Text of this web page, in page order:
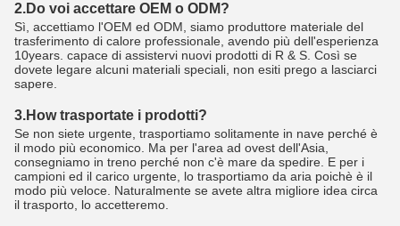
2.Do voi accettare OEM o ODM?
Sì, accettiamo l'OEM ed ODM, siamo produttore materiale del
trasferimento di calore professionale, avendo più dell'esperienza
10years. capace di assistervi nuovi prodotti di R & S. Così se
dovete legare alcuni materiali speciali, non esiti prego a lasciarci
sapere.
3.How trasportate i prodotti?
Se non siete urgente, trasportiamo solitamente in nave perché è
il modo più economico. Ma per l'area ad ovest dell'Asia,
consegniamo in treno perché non c'è mare da spedire. E per i
campioni ed il carico urgente, lo trasportiamo da aria poichè è il
modo più veloce. Naturalmente se avete altra migliore idea circa
il trasporto, lo accetteremo.